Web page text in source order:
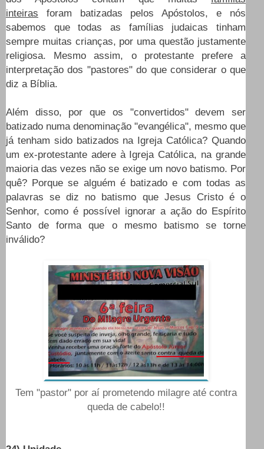
inteiras foram batizadas pelos Apóstolos, e nós
sabemos que todas as famílias judaicas tinham
sempre muitas crianças, por uma questão justamente
religiosa. Mesmo assim, o protestante prefere a
interpretação dos "pastores" do que considerar o que
diz a Bíblia.
Além disso, por que os "convertidos" devem ser
batizado numa denominação "evangélica", mesmo que
já tenham sido batizados na Igreja Católica? Quando
um ex-protestante adere à Igreja Católica, na grande
maioria das vezes não se exige um novo batismo. Por
quê? Porque se alguém é batizado e com todas as
palavras se diz no batismo que Jesus Cristo é o
Senhor, como é possível ignorar a ação do Espírito
Santo de forma que o mesmo batismo se torne
inválido?
Tem "pastor" por aí prometendo milagre até contra
queda de cabelo!!